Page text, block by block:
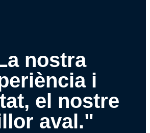
nostra
i
el nostre
aval."